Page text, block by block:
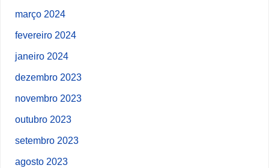
março 2024
fevereiro 2024
janeiro 2024
dezembro 2023
novembro 2023
outubro 2023
setembro 2023
agosto 2023